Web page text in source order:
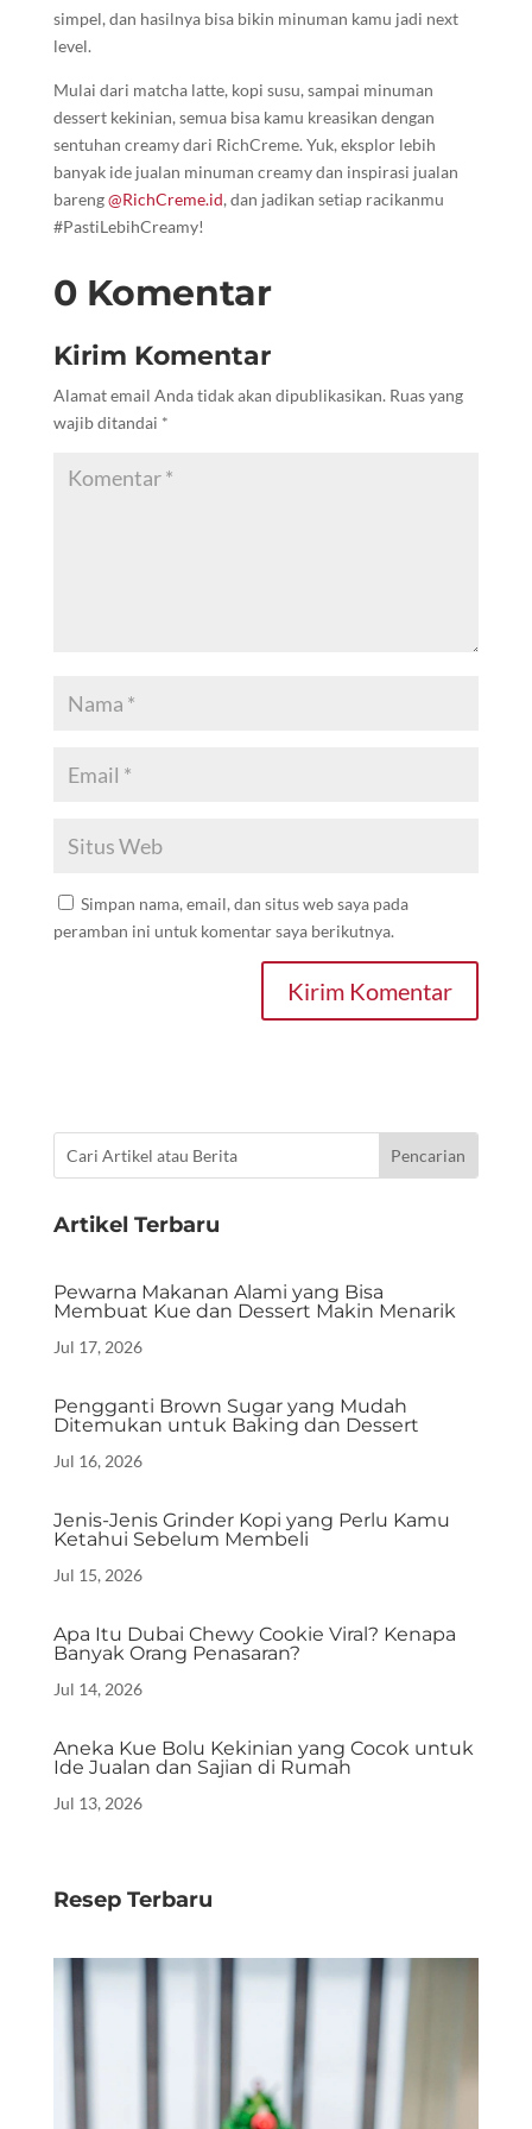
simpel, dan hasilnya bisa bikin minuman kamu jadi next
level.
Mulai dari matcha latte, kopi susu, sampai minuman
dessert kekinian, semua bisa kamu kreasikan dengan
sentuhan creamy dari RichCreme. Yuk, eksplor lebih
banyak ide jualan minuman creamy dan inspirasi jualan
bareng@RichCreme.id, dan jadikan setiap racikanmu
#PastiLebihCreamy!
0 Komentar
Kirim Komentar
Alamat email Anda tidak akan dipublikasikan. Ruas yang
wajib ditandai *
Simpan nama, email, dan situs web saya pada
peramban ini untuk komentar saya berikutnya.
Kirim Komentar
Artikel Terbaru
Pewarna Makanan Alami yang Bisa
Membuat Kue dan Dessert Makin Menarik
Jul 17, 2026
Pengganti Brown Sugar yang Mudah
Ditemukan untuk Baking dan Dessert
Jul 16, 2026
Jenis-Jenis Grinder Kopi yang Perlu Kamu
Ketahui Sebelum Membeli
Jul 15, 2026
Apa Itu Dubai Chewy Cookie Viral? Kenapa
Banyak Orang Penasaran?
Jul 14, 2026
Aneka Kue Bolu Kekinian yang Cocok untuk
Ide Jualan dan Sajian di Rumah
Jul 13, 2026
Resep Terbaru